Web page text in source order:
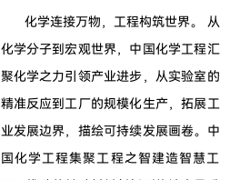
化学连接万物，工程构筑世界。 从
化学分子到宏观世界，中国化学工程汇
聚化学之力引领产业进步，从实验室的
精准反应到工厂的规模化生产，拓展工
业发展边界，描绘可持续发展画卷。中
国化学工程集聚工程之智建造智慧工